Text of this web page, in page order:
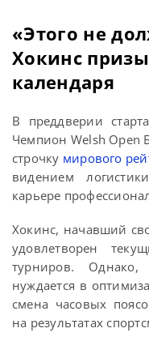
«Этого не
Хокинс
календаря
В преддверии
Чемпион Welsh
строчку мирового
видением
карьере
Хокинс, начавший
удовлетворен
турниров.
нуждается в
смена часовых
на результатах